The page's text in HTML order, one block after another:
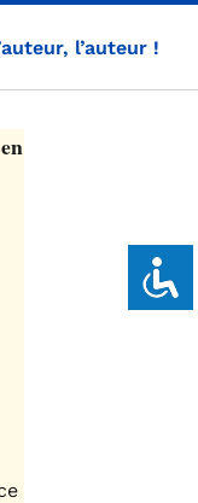
l’auteur !